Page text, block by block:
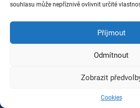
souhlasu může nepříznivě ovlivnit určité
Příjmout
Odmítnout
Zobrazit
Cookies